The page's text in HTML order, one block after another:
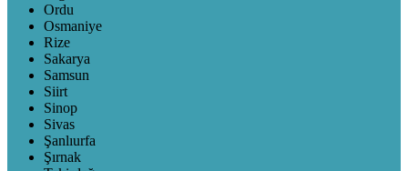
Ordu
Osmaniye
Rize
Sakarya
Samsun
Siirt
Sinop
Sivas
Şanlıurfa
Şırnak